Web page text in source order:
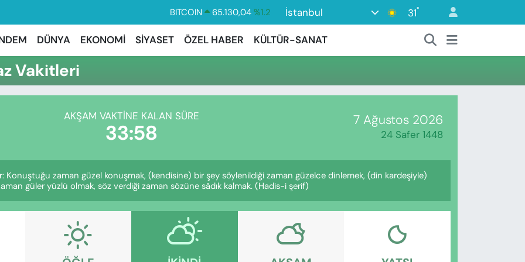
BITCOIN 65.130,04 %1.2
DOLAR
47,7106
%0.17
EURO
55,1652 %0.27
GRAM ALTIN
6618.49 %2.12
BİST100
İstanbul 31°
DÜNYA EKONOMİ SİYASET ÖZEL HABER KÜLTÜR-SANAT
Vakitleri
AKŞAM VAKTINE KALAN SÜRE
33:57 7 Ağustos 2026
24 Safer 1448
Konuştuğu zaman güzel konuşmak, (kendisine) bir şey söylenildiği zaman güzelce dinlemek, (din kardeşiyle)
zaman güler yüzlü olmak, söz verdiği zaman sözüne sâdık kalmak. (Hadis-i şerif)